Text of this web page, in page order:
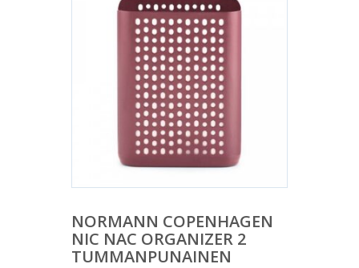
NORMANN COPENHAGEN
NIC NAC ORGANIZER 2
TUMMANPUNAINEN